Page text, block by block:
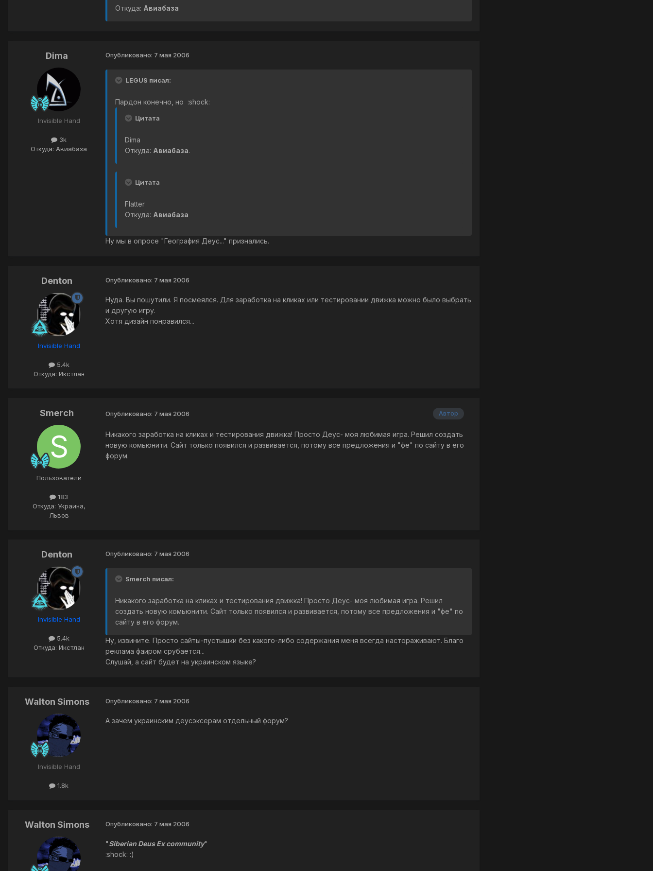
Откуда: Авиабаза
Dima
Invisible Hand
3k
Откуда: Авиабаза
Опубликовано: 7 мая 2006
LEGUS писал:
Пардон конечно, но :shock:
Цитата
Dima
Откуда: Авиабаза.
Цитата
Flatter
Откуда: Авиабаза
Ну мы в опросе "География Деус..." признались.
Denton
Invisible Hand
5.4k
Откуда: Икстлан
Опубликовано: 7 мая 2006
Нуда. Вы пошутили. Я посмеялся. Для заработка на кликах или тестировании движка можно было выбрать
и другую игру.
Хотя дизайн понравился...
Smerch
Пользователи
183
Откуда: Украина,
Львов
Автор
Опубликовано: 7 мая 2006
Никакого заработка на кликах и тестирования движка! Просто Деус- моя любимая игра. Решил создать
новую комьюнити. Сайт только появился и развивается, потому все предложения и "фе" по сайту в его
форум.
Denton
Invisible Hand
5.4k
Откуда: Икстлан
Опубликовано: 7 мая 2006
Smerch писал:
Никакого заработка на кликах и тестирования движка! Просто Деус- моя любимая игра. Решил
создать новую комьюнити. Сайт только появился и развивается, потому все предложения и "фе" по
сайту в его форум.
Ну, извините. Просто сайты-пустышки без какого-либо содержания меня всегда настораживают. Благо
реклама фаиром срубается...
Слушай, а сайт будет на украинском языке?
Walton Simons
Invisible Hand
1.8k
Опубликовано: 7 мая 2006
А зачем украинским деусэксерам отдельный форум?
Walton Simons Опубликовано: 7 мая 2006
"Siberian Deus Ex community"
:shock: :)